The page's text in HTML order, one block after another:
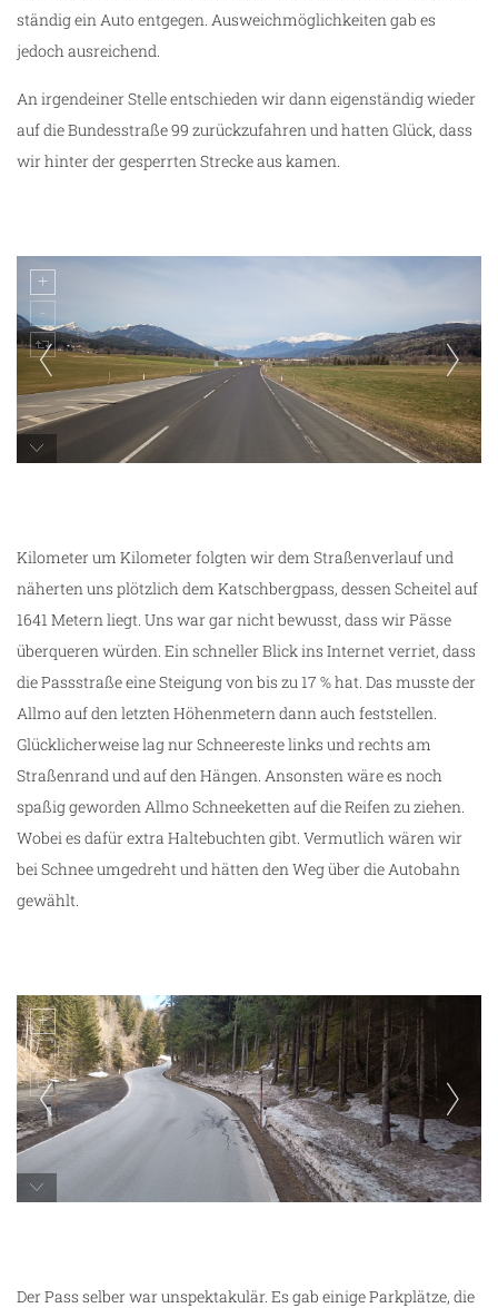
ständig ein Auto entgegen. Ausweichmöglichkeiten gab es
jedoch ausreichend.
An irgendeiner Stelle entschieden wir dann eigenständig wieder
auf die Bundesstraße 99 zurückzufahren und hatten Glück, dass
wir hinter der gesperrten Strecke aus kamen.
Kilometer um Kilometer folgten wir dem Straßenverlauf und
näherten uns plötzlich dem Katschbergpass, dessen Scheitel auf
1641 Metern liegt. Uns war gar nicht bewusst, dass wir Pässe
überqueren würden. Ein schneller Blick ins Internet verriet, dass
die Passstraße eine Steigung von bis zu 17 % hat. Das musste der
Allmo auf den letzten Höhenmetern dann auch feststellen.
Glücklicherweise lag nur Schneereste links und rechts am
Straßenrand und auf den Hängen. Ansonsten wäre es noch
spaßig geworden Allmo Schneeketten auf die Reifen zu ziehen.
Wobei es dafür extra Haltebuchten gibt. Vermutlich wären wir
bei Schnee umgedreht und hätten den Weg über die Autobahn
gewählt.
Der Pass selber war unspektakulär. Es gab einige Parkplätze, die